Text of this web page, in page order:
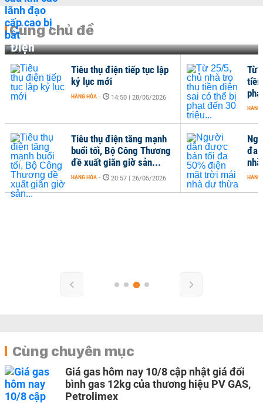
Cùng chủ đề
Điện
đa
HÀNG
Tiêu thụ điện tiếp tục lập
kỷ lục mới
HÀNG HÓA - 14:50 | 28/05/2026
Tiêu thụ điện tăng mạnh
buổi tối, Bộ Công Thương
đề xuất giãn giờ sản...
HÀNG HÓA - 20:57 | 26/05/2026
Từ
HÀNG
Cùng chuyên mục
Giá gas hôm nay 10/8 cập nhật giá đổi
bình gas 12kg của thương hiệu PV GAS,
Petrolimex